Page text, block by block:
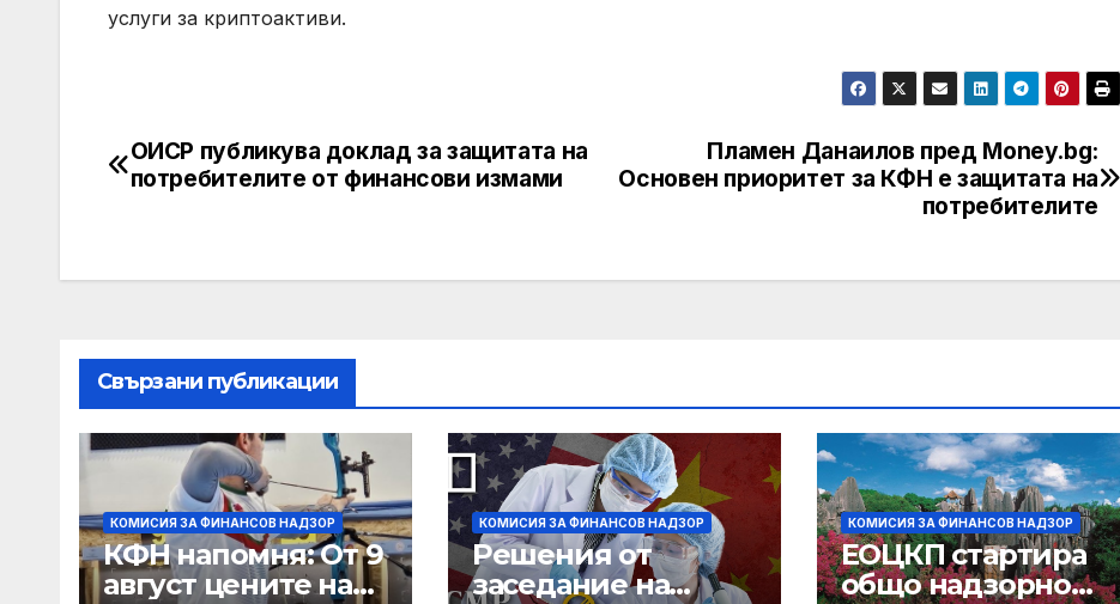
услуги за криптоактиви.
Post
Пламен Данаилов пред Money.bg:
Основен приоритет за КФН е защитата на
потребителите
ОИСР публикува доклад за защитата на
потребителите от финансови измами
Свързани публикации
КОМИСИЯ ЗА ФИНАНСОВ НАДЗОР
КФН напомня: От 9
август цените на
КОМИСИЯ ЗА ФИНАНСОВ НАДЗОР
Решения от
заседание на
КОМИСИЯ ЗА ФИНАНСОВ НАДЗОР
ЕОЦКП стартира
общо надзорно